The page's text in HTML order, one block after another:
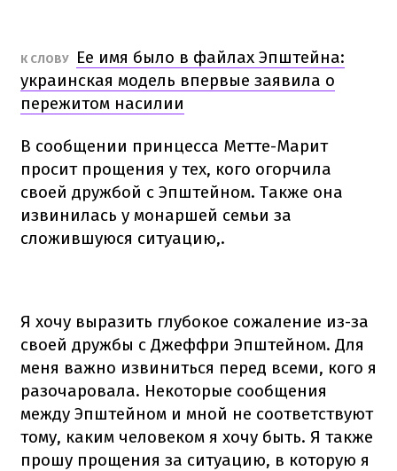
К СЛОВУ
Ее имя было в файлах Эпштейна:
украинская модель впервые заявила о
пережитом насилии
В сообщении принцесса Метте-Марит
просит прощения у тех, кого огорчила
своей дружбой с Эпштейном. Также она
извинилась у монаршей семьи за
сложившуюся ситуацию,.
Я хочу выразить глубокое сожаление из-за
своей дружбы с Джеффри Эпштейном. Для
меня важно извиниться перед всеми, кого я
разочаровала. Некоторые сообщения
между Эпштейном и мной не соответствуют
тому, каким человеком я хочу быть. Я также
прошу прощения за ситуацию, в которую я